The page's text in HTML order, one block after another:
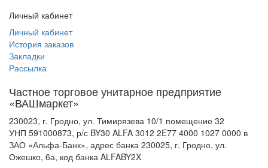
Личный кабинет
Личный кабинет
История заказов
Закладки
Рассылка
Частное торговое унитарное предприятие
«ВАШмаркет»
230023, г. Гродно, ул. Тимирязева 10/1 помещение 32
УНП 591000873, р/с BY30 ALFA 3012 2E77 4000 1027 0000 в
ЗАО «Альфа-Банк», адрес банка 230025, г. Гродно, ул.
Ожешко, 6а, код банка ALFABY2X